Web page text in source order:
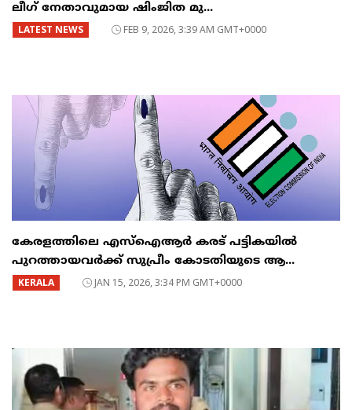
ലീഗ് നേതാവുമായ ഷിംജിത മു...
LATEST NEWS FEB 9, 2026, 3:39 AM GMT+0000
കേരളത്തിലെ എസ്ഐആർ കരട് പട്ടികയിൽ
പുറത്തായവർക്ക് സുപ്രീം കോടതിയുടെ ആ...
KERALA JAN 15, 2026, 3:34 PM GMT+0000